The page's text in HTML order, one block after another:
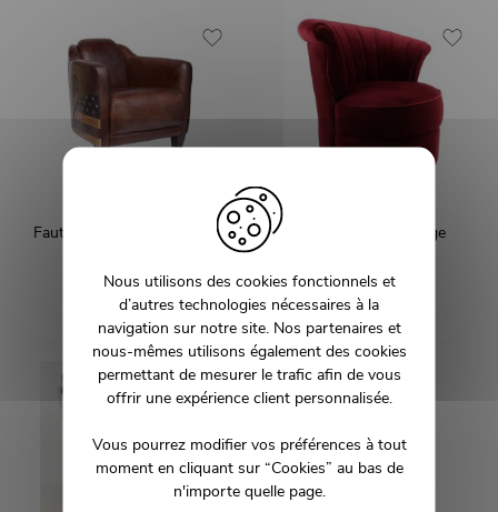
Fauteuil cigare cuir drapeau
NATION
1 299,00 €
Fauteuil velours rouge
599,00 €
Nous utilisons des cookies fonctionnels et
d’autres technologies nécessaires à la
navigation sur notre site. Nos partenaires et
nous-mêmes utilisons également des cookies
permettant de mesurer le trafic afin de vous
offrir une expérience client personnalisée.
Vous pourrez modifier vos préférences à tout
moment en cliquant sur “Cookies” au bas de
n'importe quelle page.